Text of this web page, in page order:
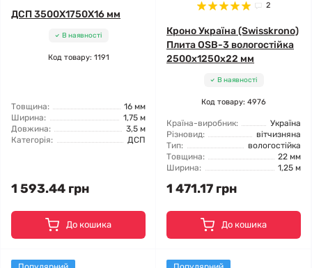
ДСП 3500X1750X16 мм
В наявності
Код товару: 1191
Товщина:
16 мм
Ширина:
1,75 м
Довжина:
3,5 м
Категорія:
ДСП
1 593.44 грн
До кошика
2
Кроно Україна (Swisskrono)
Плита OSB-3 вологостійка
2500x1250x22 мм
В наявності
Код товару: 4976
Країна-виробник:
Україна
Різновид:
вітчизняна
Тип:
вологостійка
Товщина:
22 мм
Ширина:
1,25 м
1 471.17 грн
До кошика